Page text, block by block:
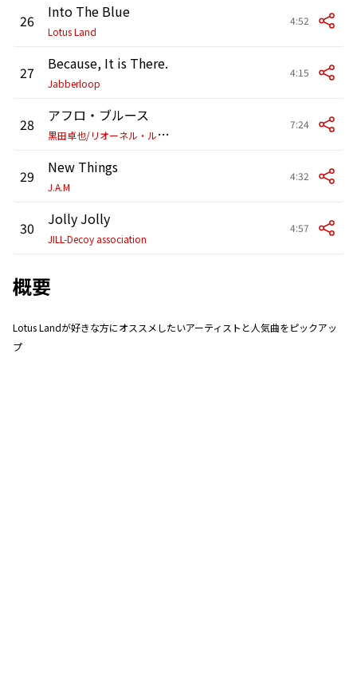
26 Into The Blue
Lotus Land
4:52
27 Because, It is There.
Jabberloop
4:15
28
アフロ・ブルース
黒
田卓也/リオーネル・ルエケ
7:24
29 New Things
J.A.M
4:32
30 Jolly Jolly
JILL-Decoy association
4:57
概要
Lotus Landが好きな方にオススメしたいアーティストと人気曲をピックアッ
プ